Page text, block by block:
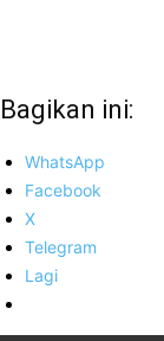
Bagikan ini:
WhatsApp
Facebook
X
Telegram
Lagi